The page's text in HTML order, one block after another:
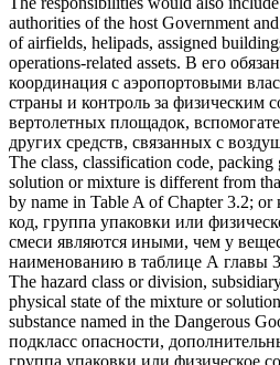
authorities of the host Government
of airfields, helipads, assigned
operations-related assets. В его
координация с аэропортовыми
страны и контроль за физическим
вертолетных площадок,
других средств, связанных с
The class, classification code, packing
solution or mixture is different from
by name in Table A of Chapter 3.2; or
код, группа упаковки или
смеси являются иными, чем у
наименованию в таблице А главы
The hazard class or division,
physical state of the mixture or
substance named in the Dangerous
подкласс опасности,